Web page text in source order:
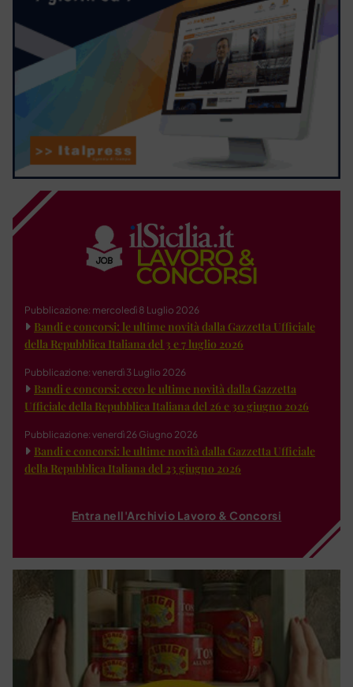
Pubblicazione: mercoledì 8 Luglio 2026
Bandi e concorsi: le ultime novità dalla Gazzetta Ufficiale
della Repubblica Italiana del 3 e 7 luglio 2026
Pubblicazione: venerdì 3 Luglio 2026
Bandi e concorsi: ecco le ultime novità dalla Gazzetta
Ufficiale della Repubblica Italiana del 26 e 30 giugno 2026
Pubblicazione: venerdì 26 Giugno 2026
Bandi e concorsi: le ultime novità dalla Gazzetta Ufficiale
della Repubblica Italiana del 23 giugno 2026
Entra nell'Archivio Lavoro & Concorsi